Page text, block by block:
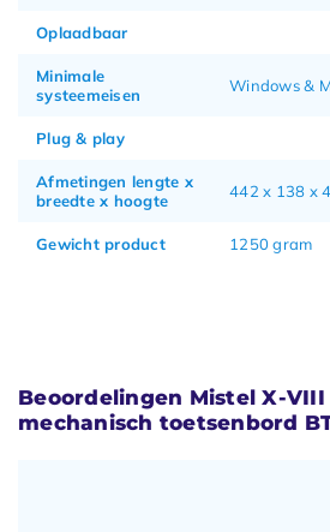
Oplaadbaar
Minimale
systeemeisen
Windows &
Plug & play
Afmetingen lengte x
breedte x hoogte
442 x 138 x
Gewicht product 1250 gram
Beoordelingen Mistel X-VIII
mechanisch toetsenbord